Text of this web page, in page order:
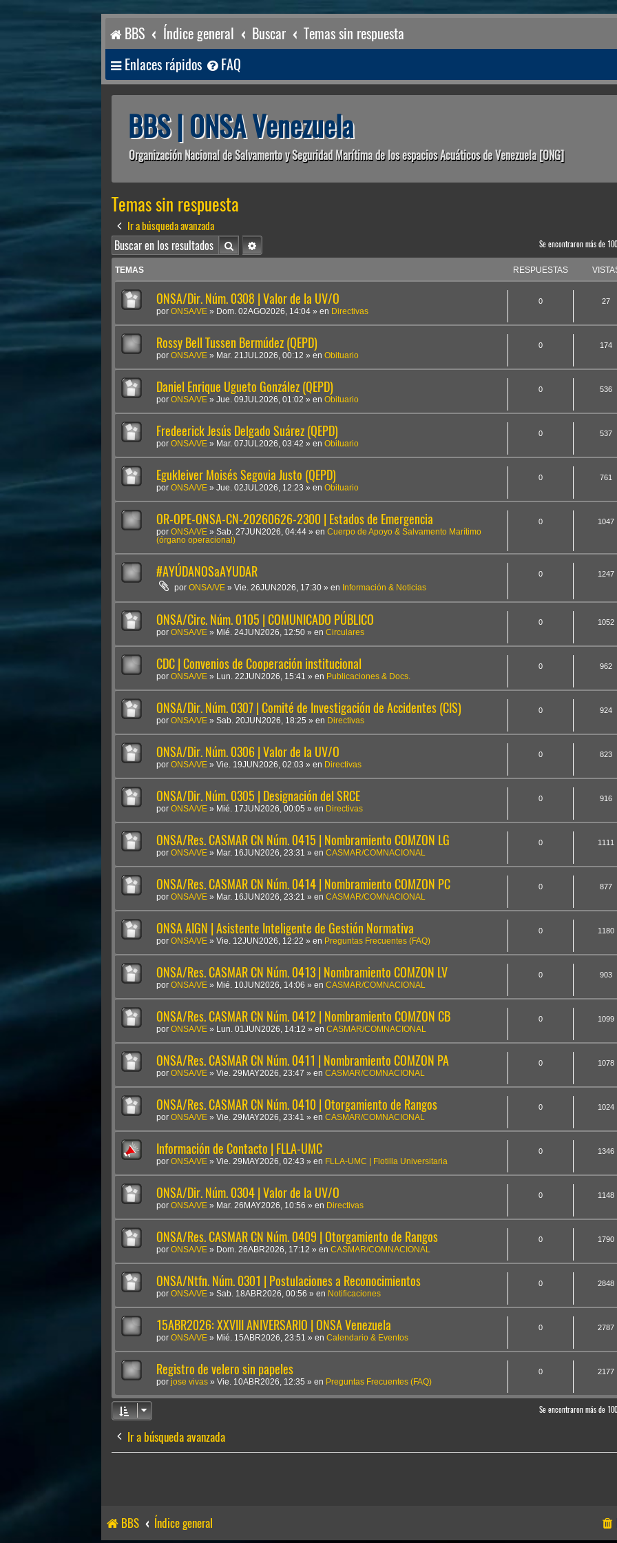
BBS Índice general Buscar Temas sin respuesta
Enlaces rápidos FAQ
BBS | ONSA Venezuela
Organización Nacional de Salvamento y Seguridad Marítima de los espacios Acuáticos de Venezuela [ONG]
Temas sin respuesta
Ir a búsqueda avanzada
BuscarBúsqueda avanzada Se encontraron más de
TEMAS RESPUESTAS
ONSA/Dir. Núm. 0308 | Valor de la UV/O
por ONSA/VE » Dom. 02AGO2026, 14:04 » en Directivas
0 27
Rossy Bell Tussen Bermúdez (QEPD)
por ONSA/VE » Mar. 21JUL2026, 00:12 » en Obituario
0 174
Daniel Enrique Ugueto González (QEPD)
por ONSA/VE » Jue. 09JUL2026, 01:02 » en Obituario
0 536
Fredeerick Jesús Delgado Suárez (QEPD)
por ONSA/VE » Mar. 07JUL2026, 03:42 » en Obituario
0 537
Egukleiver Moisés Segovia Justo (QEPD)
por ONSA/VE » Jue. 02JUL2026, 12:23 » en Obituario
0 761
OR-OPE-ONSA-CN-20260626-2300 | Estados de Emergencia
por ONSA/VE » Sab. 27JUN2026, 04:44 » en Cuerpo de Apoyo & Salvamento Marítimo
(órgano operacional)
0 1047
#AYÚDANOSaAYUDAR
porONSA/VE »Vie. 26JUN2026, 17:30 » en Información & Noticias
0 1247
ONSA/Circ. Núm. 0105 | COMUNICADO PÚBLICO
por ONSA/VE » Mié. 24JUN2026, 12:50 » en Circulares
0 1052
CDC | Convenios de Cooperación institucional
por ONSA/VE » Lun. 22JUN2026, 15:41 » en Publicaciones & Docs.
0 962
ONSA/Dir. Núm. 0307 | Comité de Investigación de Accidentes (CIS)
por ONSA/VE » Sab. 20JUN2026, 18:25 » en Directivas
0 924
ONSA/Dir. Núm. 0306 | Valor de la UV/O
por ONSA/VE » Vie. 19JUN2026, 02:03 » en Directivas
0 823
ONSA/Dir. Núm. 0305 | Designación del SRCE
por ONSA/VE » Mié. 17JUN2026, 00:05 » en Directivas
0 916
ONSA/Res. CASMAR CN Núm. 0415 | Nombramiento COMZON LG
por ONSA/VE » Mar. 16JUN2026, 23:31 » en CASMAR/COMNACIONAL
0 1111
ONSA/Res. CASMAR CN Núm. 0414 | Nombramiento COMZON PC
por ONSA/VE » Mar. 16JUN2026, 23:21 » en CASMAR/COMNACIONAL
0 877
ONSA AIGN | Asistente Inteligente de Gestión Normativa
por ONSA/VE » Vie. 12JUN2026, 12:22 » en Preguntas Frecuentes (FAQ)
0 1180
ONSA/Res. CASMAR CN Núm. 0413 | Nombramiento COMZON LV
por ONSA/VE » Mié. 10JUN2026, 14:06 » en CASMAR/COMNACIONAL
0 903
ONSA/Res. CASMAR CN Núm. 0412 | Nombramiento COMZON CB
por ONSA/VE » Lun. 01JUN2026, 14:12 » en CASMAR/COMNACIONAL
0 1099
ONSA/Res. CASMAR CN Núm. 0411 | Nombramiento COMZON PA
por ONSA/VE » Vie. 29MAY2026, 23:47 » en CASMAR/COMNACIONAL
0 1078
ONSA/Res. CASMAR CN Núm. 0410 | Otorgamiento de Rangos
por ONSA/VE » Vie. 29MAY2026, 23:41 » en CASMAR/COMNACIONAL
0 1024
Información de Contacto | FLLA-UMC
por ONSA/VE » Vie. 29MAY2026, 02:43 » en FLLA-UMC | Flotilla Universitaria
0 1346
ONSA/Dir. Núm. 0304 | Valor de la UV/O
por ONSA/VE » Mar. 26MAY2026, 10:56 » en Directivas
0 1148
ONSA/Res. CASMAR CN Núm. 0409 | Otorgamiento de Rangos
por ONSA/VE » Dom. 26ABR2026, 17:12 » en CASMAR/COMNACIONAL
0 1790
ONSA/Ntfn. Núm. 0301 | Postulaciones a Reconocimientos
por ONSA/VE » Sab. 18ABR2026, 00:56 » en Notificaciones
0 2848
15ABR2026: XXVIII ANIVERSARIO | ONSA Venezuela
por ONSA/VE » Mié. 15ABR2026, 23:51 » en Calendario & Eventos
0 2787
Registro de velero sin papeles
por jose vivas » Vie. 10ABR2026, 12:35 » en Preguntas Frecuentes (FAQ)
0 2177
Se encontraron más de
Ir a búsqueda avanzada
BBS Índice general